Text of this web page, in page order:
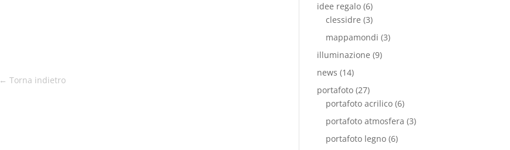
← Torna indietro
idee regalo (6)
clessidre (3)
mappamondi (3)
illuminazione (9)
news (14)
portafoto (27)
portafoto acrilico (6)
portafoto atmosfera (3)
portafoto legno (6)